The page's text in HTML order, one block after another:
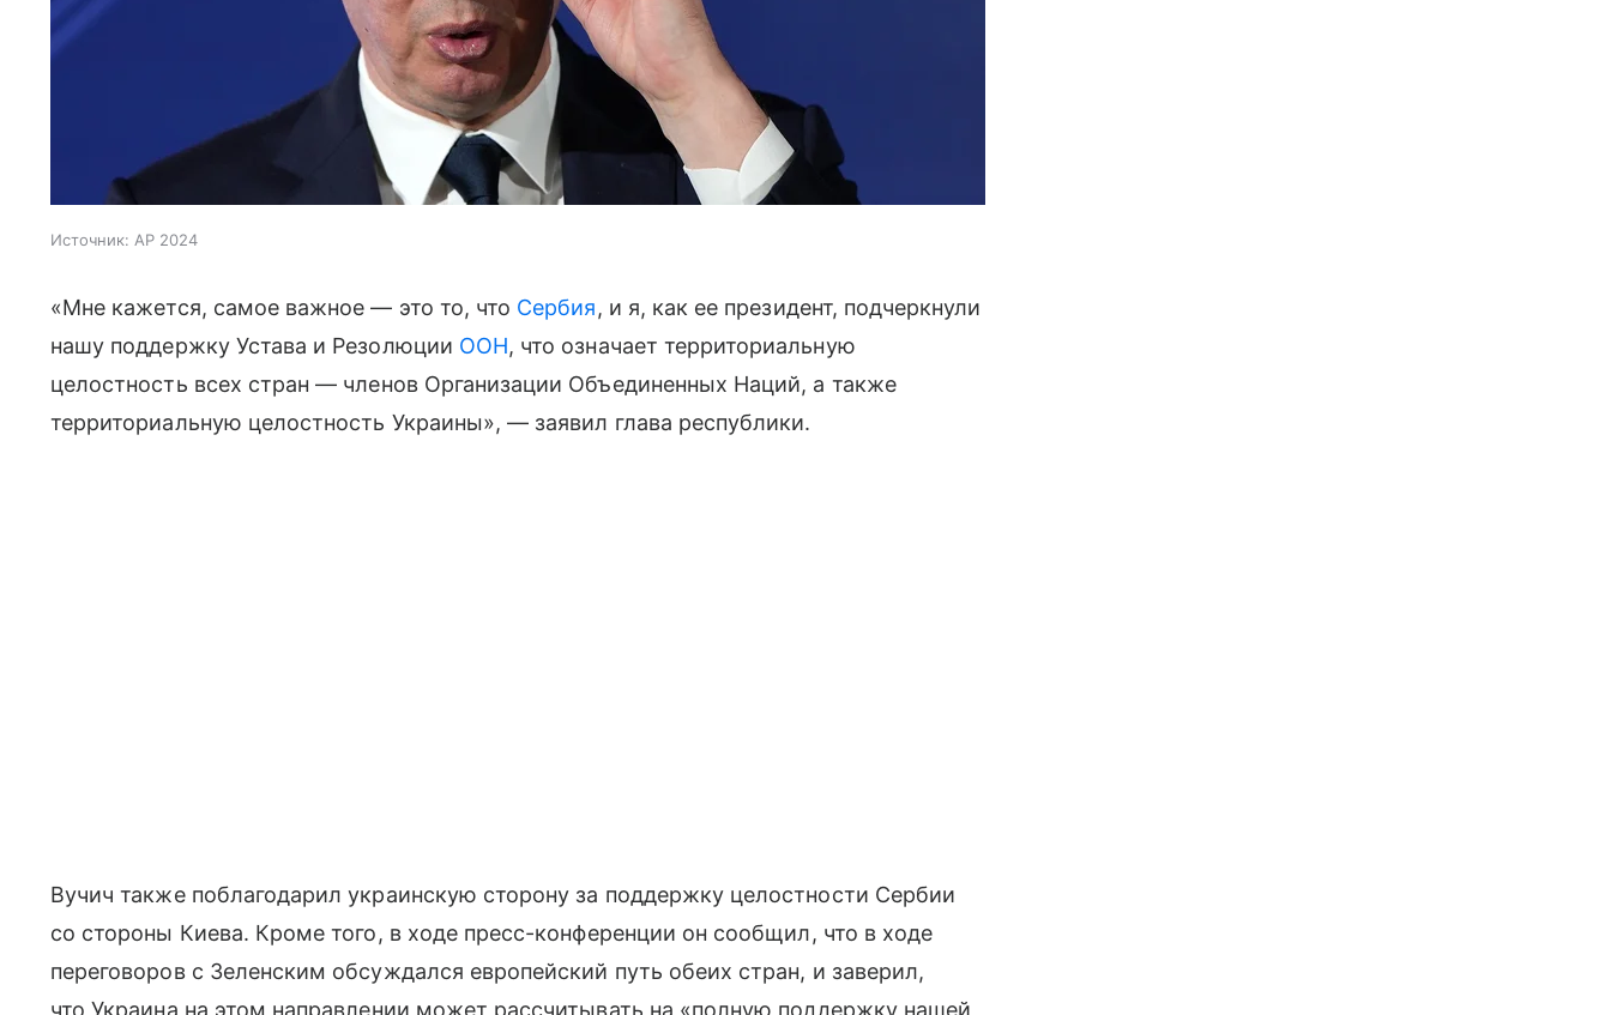
Источник: AP 2024
«Мне кажется, самое важное — это то, что Сербия, и я, как ее президент, подчеркнули
нашу поддержку Устава и Резолюции ООН, что означает территориальную
целостность всех стран — членов Организации Объединенных Наций, а также
территориальную целостность Украины», — заявил глава республики.
Вучич также поблагодарил украинскую сторону за поддержку целостности Сербии
со стороны Киева. Кроме того, в ходе пресс-конференции он сообщил, что в ходе
переговоров с Зеленским обсуждался европейский путь обеих стран, и заверил,
что Украина на этом направлении может рассчитывать на «полную поддержку нашей